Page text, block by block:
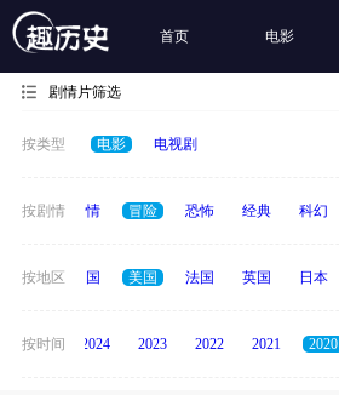
首页 电影
剧情片筛选
按类型 电影 电视剧
按剧情
喜剧 爱情 冒险 恐怖 经典 科幻
按地区
全部 中国 美国 法国 英国 日本
按时间
2025 2024 2023 2022 2021 2020